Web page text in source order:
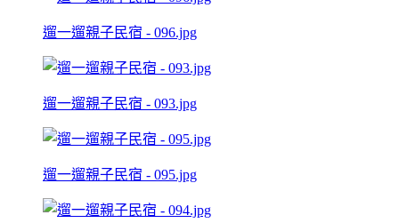
遛一遛親子民宿 - 096.jpg
遛一遛親子民宿 - 093.jpg
遛一遛親子民宿 - 095.jpg